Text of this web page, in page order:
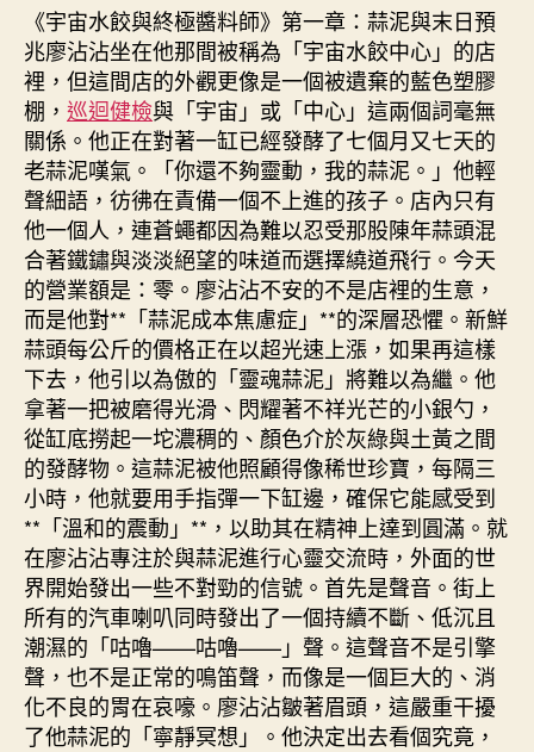
期
院
費
用
日
生
肖
運
程〉
中
《宇宙水餃與終極醬料師》第一章：蒜泥與末日預
兆廖沾沾坐在他那間被稱為「宇宙水餃中心」的店
裡，但這間店的外觀更像是一個被遺棄的藍色塑膠
棚， 巡迴健檢與「宇宙」或「中心」這兩個詞毫無
關係。他正在對著一缸已經發酵了七個月又七天的
老蒜泥嘆氣。「你還不夠靈動，我的蒜泥。」他輕
聲細語，彷彿在責備一個不上進的孩子。店內只有
他一個人，連蒼蠅都因為難以忍受那股陳年蒜頭混
合著鐵鏽與淡淡絕望的味道而選擇繞道飛行。今天
的營業額是：零。廖沾沾不安的不是店裡的生意，
而是他對**「蒜泥成本焦慮症」**的深層恐懼。新鮮
蒜頭每公斤的價格正在以超光速上漲，如果再這樣
下去，他引以為傲的「靈魂蒜泥」將難以為繼。他
拿著一把被磨得光滑、閃耀著不祥光芒的小銀勺，
從缸底撈起一坨濃稠的、顏色介於灰綠與土黃之間
的發酵物。這蒜泥被他照顧得像稀世珍寶，每隔三
小時，他就要用手指彈一下缸邊，確保它能感受到
**「溫和的震動」**，以助其在精神上達到圓滿。就
在廖沾沾專注於與蒜泥進行心靈交流時，外面的世
界開始發出一些不對勁的信號。首先是聲音。街上
所有的汽車喇叭同時發出了一個持續不斷、低沉且
潮濕的「咕嚕——咕嚕——」聲。這聲音不是引擎
聲，也不是正常的鳴笛聲，而像是一個巨大的、消
化不良的胃在哀嚎。廖沾沾皺著眉頭，這嚴重干擾
了他蒜泥的「寧靜冥想」。他決定出去看個究竟，